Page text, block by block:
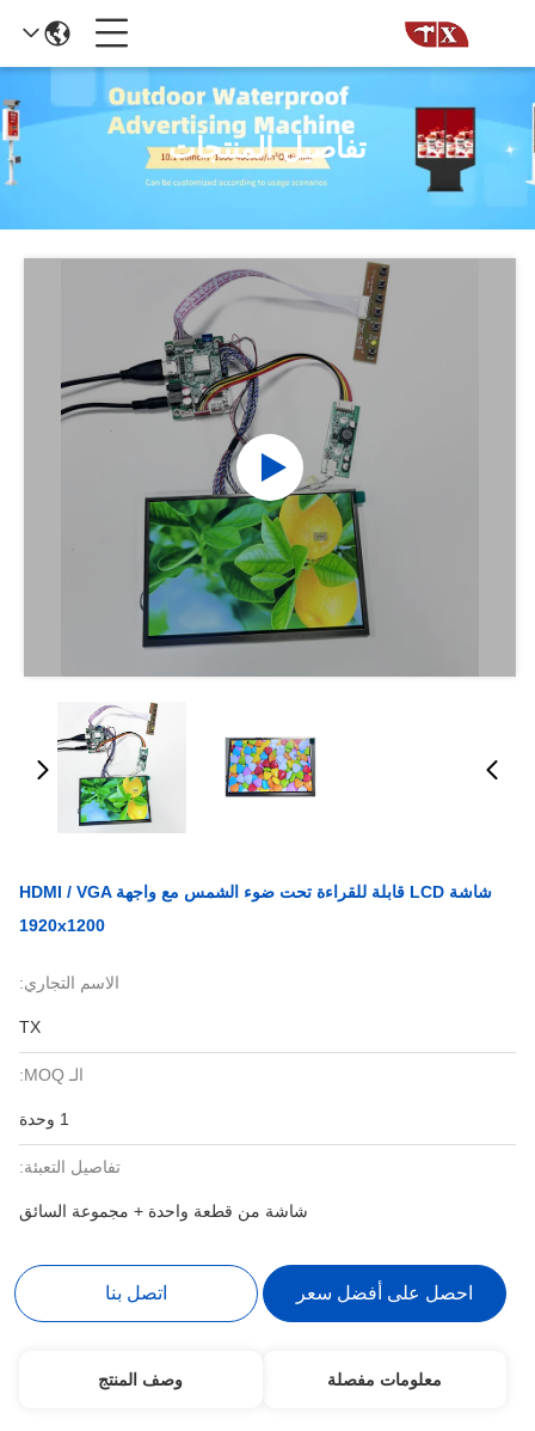
تفاصيل المنتجات
شاشة LCD قابلة للقراءة تحت ضوء الشمس مع واجهة HDMI / VGA
1920x1200
الاسم التجاري:
TX
الـ MOQ:
1 وحدة
تفاصيل التعبئة:
شاشة من قطعة واحدة + مجموعة السائق
احصل على أفضل سعر اتصل بنا
معلومات مفصلة وصف المنتج